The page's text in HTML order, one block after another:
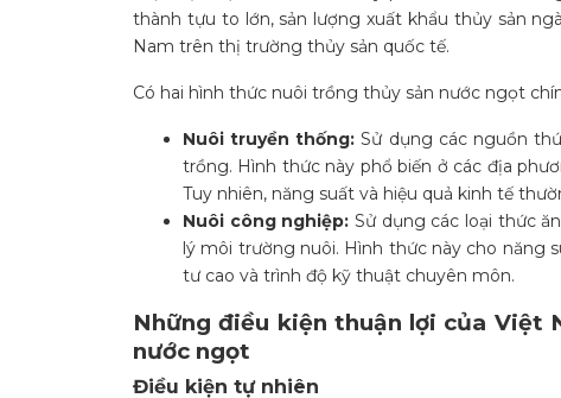
thành tựu to lớn, sản lượng xuất khẩu thủy sản
Nam trên thị trường thủy sản quốc tế.
Có hai hình thức nuôi trồng thủy sản nước ngọt
Nuôi truyền thống: Sử dụng các nguồn
trồng. Hình thức này phổ biến ở các địa
Tuy nhiên, năng suất và hiệu quả kinh tế
Nuôi công nghiệp: Sử dụng các loại thức
lý môi trường nuôi. Hình thức này cho năng
tư cao và trình độ kỹ thuật chuyên môn.
Những điều kiện thuận lợi của Việt
nước ngọt
Điều kiện tự nhiên